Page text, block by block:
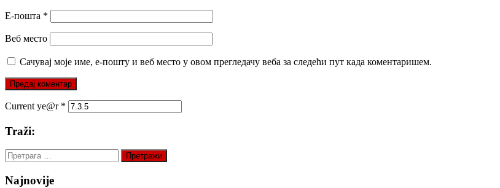
Е-пошта *
Веб место
Сачувај моје име, е-пошту и веб место у овом прегледачу веба за следећи пут када коментаришем.
Current ye@r *
Traži:
Претрага
за:
Najnovije